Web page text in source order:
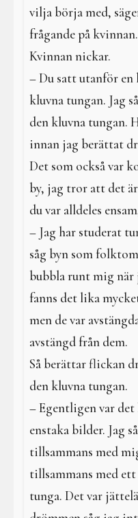
vilja börja med,
frågande på kvinnan.
Kvinnan nickar.
– Du satt utanför en
kluvna tungan. Jag
den kluvna tungan.
innan jag berättat
Det som också var
by, jag tror att det
du var alldeles
– Jag har studerat
såg byn som
bubbla runt mig
fanns det lika
men de var
avstängd från dem.
Så berättar flickan
den kluvna tungan.
– Egentligen var det
enstaka bilder. Jag
tillsammans med
tillsammans med
tunga. Det var